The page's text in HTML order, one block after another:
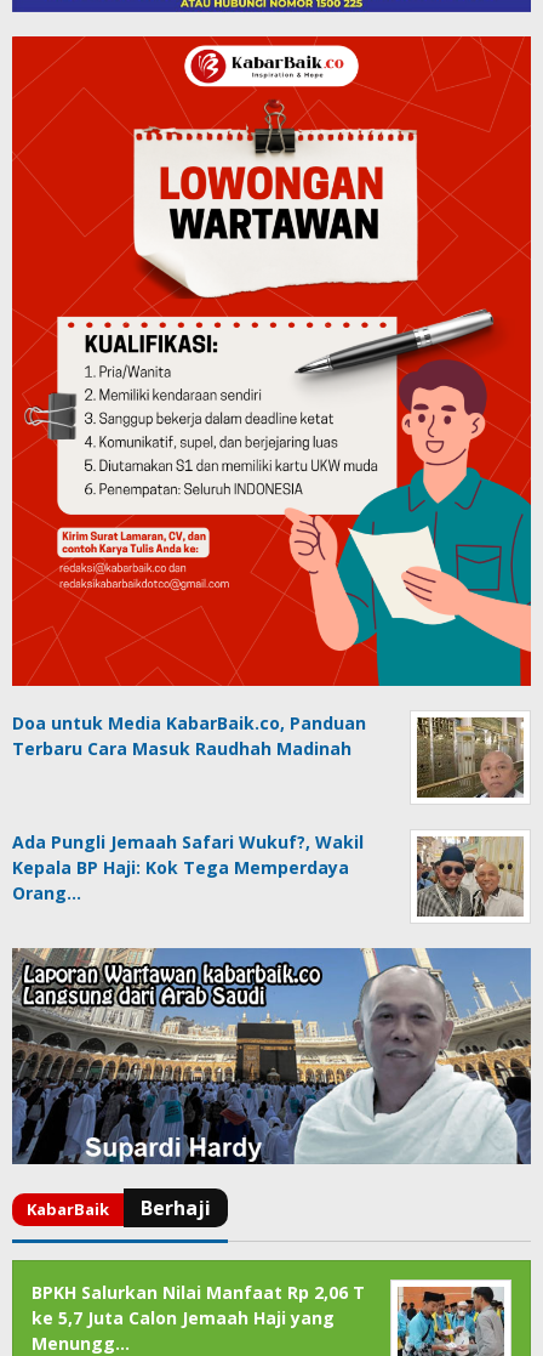
Doa untuk Media KabarBaik.co, Panduan
Terbaru Cara Masuk Raudhah Madinah
Ada Pungli Jemaah Safari Wukuf?, Wakil
Kepala BP Haji: Kok Tega Memperdaya
Orang…
BPKH Salurkan Nilai Manfaat Rp 2,06 T
ke 5,7 Juta Calon Jemaah Haji yang
Menungg…